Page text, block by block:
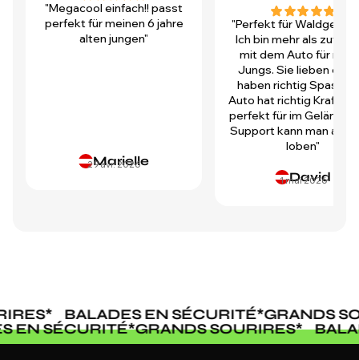
"Megacool einfach!! passt
perfekt für meinen 6 jahre
alten jungen"
Marielle
29 avr. 2026
"Perfekt für
Ich bin mehr als
mit dem Auto für
Jungs. Sie lieben es
haben richtig Spass!
Auto hat richtig Kraft
perfekt für im Gelände.
Support kann man auch
loben"
David
1 mai 2026
* BALADES EN SÉCURITÉ*GRANDS
EN SÉCURITÉ*GRANDS SOURIRES*